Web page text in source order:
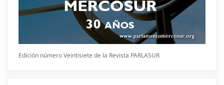
Edición número Veintisiete de la Revista PARLASUR